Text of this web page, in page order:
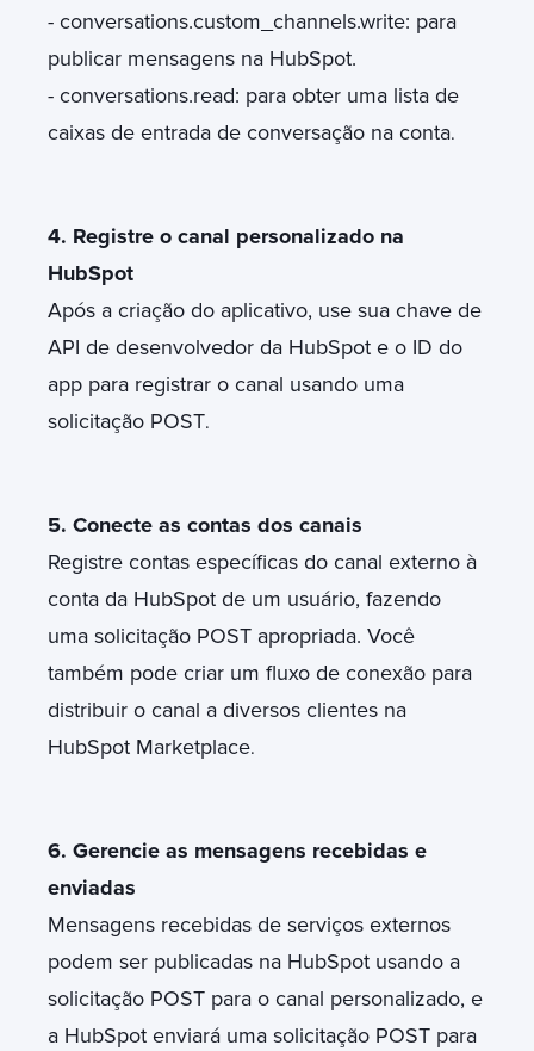
- conversations.custom_channels.write: para
publicar mensagens na HubSpot.
- conversations.read: para obter uma lista de
caixas de entrada de conversação na conta.
4. Registre o canal personalizado na
HubSpot
Após a criação do aplicativo, use sua chave de
API de desenvolvedor da HubSpot e o ID do
app para registrar o canal usando uma
solicitação POST.
5. Conecte as contas dos canais
Registre contas específicas do canal externo à
conta da HubSpot de um usuário, fazendo
uma solicitação POST apropriada. Você
também pode criar um fluxo de conexão para
distribuir o canal a diversos clientes na
HubSpot Marketplace.
6. Gerencie as mensagens recebidas e
enviadas
Mensagens recebidas de serviços externos
podem ser publicadas na HubSpot usando a
solicitação POST para o canal personalizado, e
a HubSpot enviará uma solicitação POST para